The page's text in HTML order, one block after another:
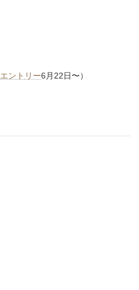
エント リー6月22日〜）